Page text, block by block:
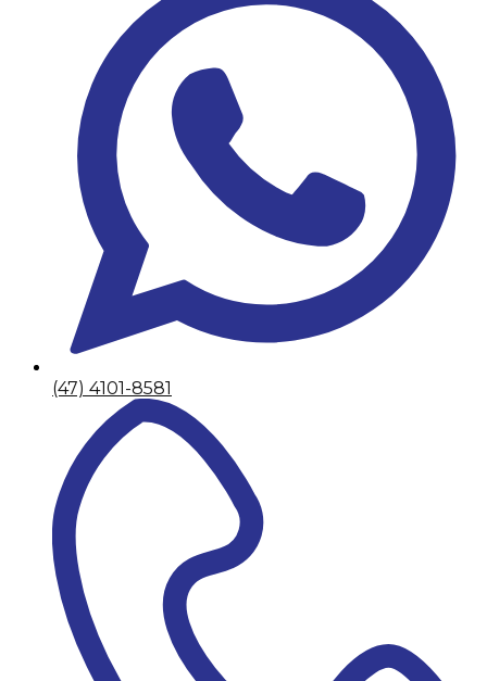
(47) 4101-8581